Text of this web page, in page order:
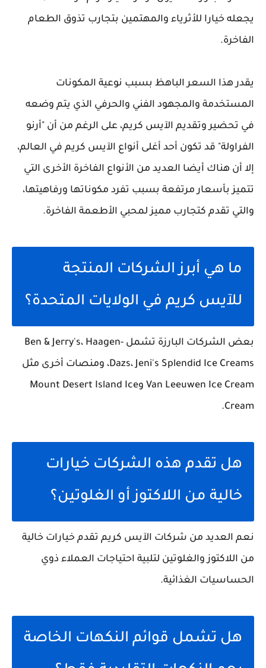
يجعله خيارا للأثرياء والمهتمين بتجارب تذوق الطعام
الفاخرة.
يقدر هذا السعر الباهظ بسبب نوعية المكونات
المستخدمة والمجهود الفني والحرفي الذي يتم وضعه
في تحضير وتقديم الآيس كريم، على الرغم من أن "أرنو
الفراولة" قد تكون أحد أغلى أنواع الآيس كريم في العالم،
إلا أن هناك أيضا العديد من الأنواع الفاخرة الأخرى التي
تتميز بأسعار مرتفعة بسبب تفرد مكوناتها ورفاهيتها،
والتي تقدم كتجارب مميز لمحبي الأطعمة الفاخرة.
ما هي أبرز الشركات المنتجة
للآيس كريم في الولايات المتحدة؟
بعض الشركات البارزة تشمل Ben & Jerry's، Haagen-
Dazs، Jeni's Splendid Ice Creams، ومنصات أخرى مثل
Van Leeuwen Ice Cream وMount Desert Island Ice
Cream.
هل تقدم هذه الشركات خيارات
خالية من اللاكتوز أو الغلوتين؟
نعم العديد من شركات الآيس كريم تقدم خيارات خالية
من اللاكتوز والغلوتين لتلبية احتياجات العملاء ذوي
الحساسيات الغذائية.
هل تشمل قوائم النكهات الخاصة